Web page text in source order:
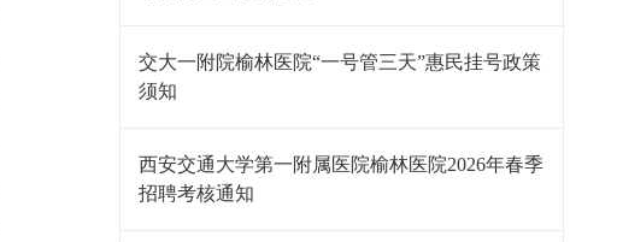
交大一附院榆林医院“一号管三天”惠民挂号政策
须知
西安交通大学第一附属医院榆林医院2026年春季
招聘考核通知